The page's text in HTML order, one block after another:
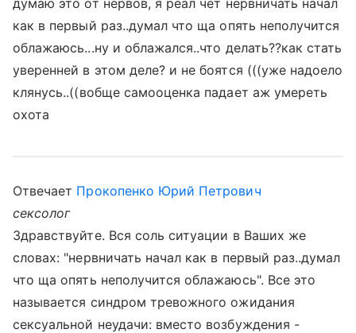
думаю это от нервов, я реал чет нервничать начал
как в первый раз..думал что ща опять неполучится
облажаюсь...ну и облажался..что делать??как стать
уверенней в этом деле? и не боятся (((уже надоело
клянусь..((вобще самооценка падает аж умереть
охота
Отвечает Прокопенко Юрий Петрович
сексолог
Здравствуйте. Вся соль ситуации в Ваших же
словах: "нервничать начал как в первый раз..думал
что ща опять неполучится облажаюсь". Все это
называется синдром тревожного ожидания
сексуальной неудачи: вместо возбуждения -